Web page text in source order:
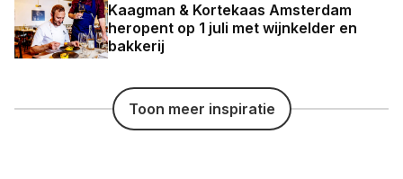
Kaagman & Kortekaas Amsterdam
heropent op 1 juli met wijnkelder en
bakkerij
Toon meer inspiratie